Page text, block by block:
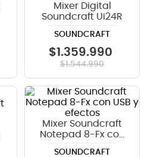
Mixer Digital
Soundcraft Ui24R
SOUNDCRAFT
$1 .359.990
$1.544.990
Mixer Soundcraft
Notepad 8-Fx con
SOUNDCRAFT